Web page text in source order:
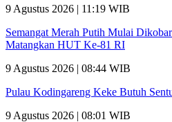
9 Agustus 2026 | 11:19 WIB
Semangat Merah Putih Mulai
Matangkan HUT Ke-81 RI
9 Agustus 2026 | 08:44 WIB
Pulau Kodingareng Keke Butuh
9 Agustus 2026 | 08:01 WIB